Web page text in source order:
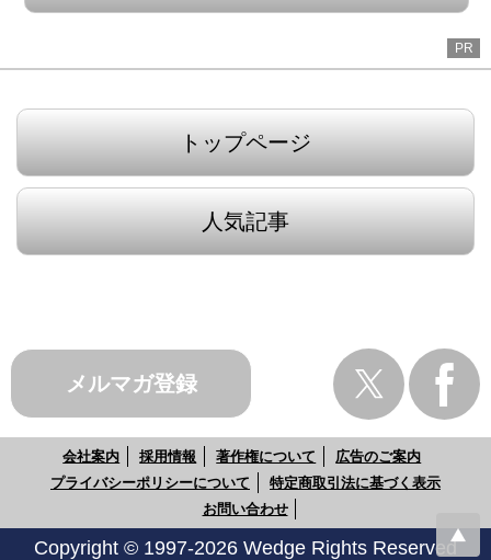
PR
トップページ
人気記事
メルマガ登録
会社案内 採用情報 著作権について
広告のご案内
プライバシーポリシーについて
特定商取引法に基づく表示
お問い合わせ
Copyright © 1997-2026 Wedge Rights Reserved